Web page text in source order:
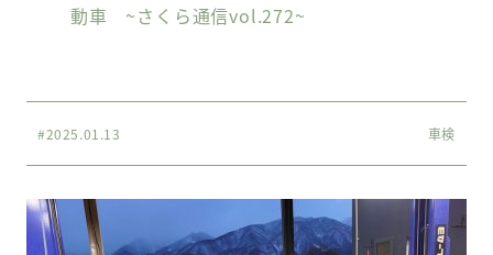
動車 ~さくら通信vol.272~
#2025.01.13 車検